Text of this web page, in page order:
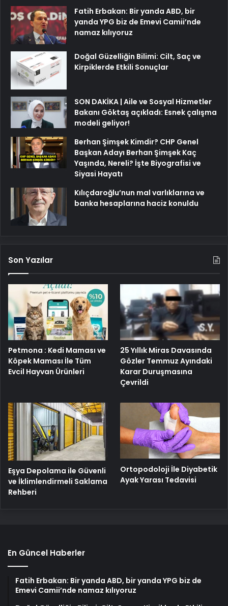
Fatih Erbakan: Bir yanda ABD, bir
yanda YPG biz de Emevi Camii’nde
namaz kılıyoruz
Doğal Güzelliğin Bilimi: Cilt, Saç ve
Kirpiklerde Etkili Sonuçlar
SON DAKİKA | Aile ve Sosyal Hizmetler
Bakanı Göktaş açıkladı: Esnek çalışma
modeli geliyor!
Berhan Şimşek Kimdir? CHP Genel
Başkan Adayı Berhan Şimşek Kaç
Yaşında, Nereli? İşte Biyografisi ve
Siyasi Hayatı
Kılıçdaroğlu’nun mal varlıklarına ve
banka hesaplarına haciz konuldu
Son Yazılar
Petmona : Kedi Maması ve
Köpek Maması İle Tüm
Evcil Hayvan Ürünleri
25 Yıllık Miras Davasında
Gözler Temmuz Ayındaki
Karar Duruşmasına
Çevrildi
Eşya Depolama ile Güvenli
ve İklimlendirmeli Saklama
Rehberi
Ortopodoloji İle Diyabetik
Ayak Yarası Tedavisi
En Güncel Haberler
Fatih Erbakan: Bir yanda ABD, bir yanda YPG biz de
Emevi Camii’nde namaz kılıyoruz